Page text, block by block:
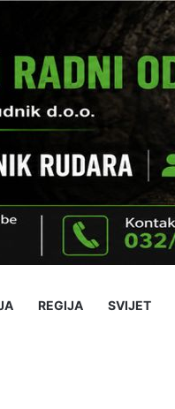
REGIJA SVIJET